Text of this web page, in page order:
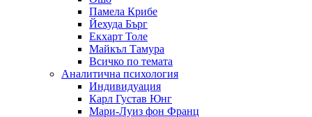
Памела Крибе
Йехуда Бърг
Екхарт Толе
Майкъл Тамура
Всичко по темата
Аналитична психология
Индивидуация
Карл Густав Юнг
Мари-Луиз фон Франц